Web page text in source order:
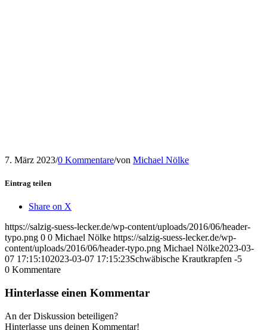
7. März 2023/0 Kommentare/von Michael Nölke
Eintrag teilen
Share on X
https://salzig-suess-lecker.de/wp-content/uploads/2016/06/header-
typo.png 0 0 Michael Nölke https://salzig-suess-lecker.de/wp-
content/uploads/2016/06/header-typo.png Michael Nölke2023-03-
07 17:15:102023-03-07 17:15:23Schwäbische Krautkrapfen -5
0 Kommentare
Hinterlasse einen Kommentar
An der Diskussion beteiligen?
Hinterlasse uns deinen Kommentar!